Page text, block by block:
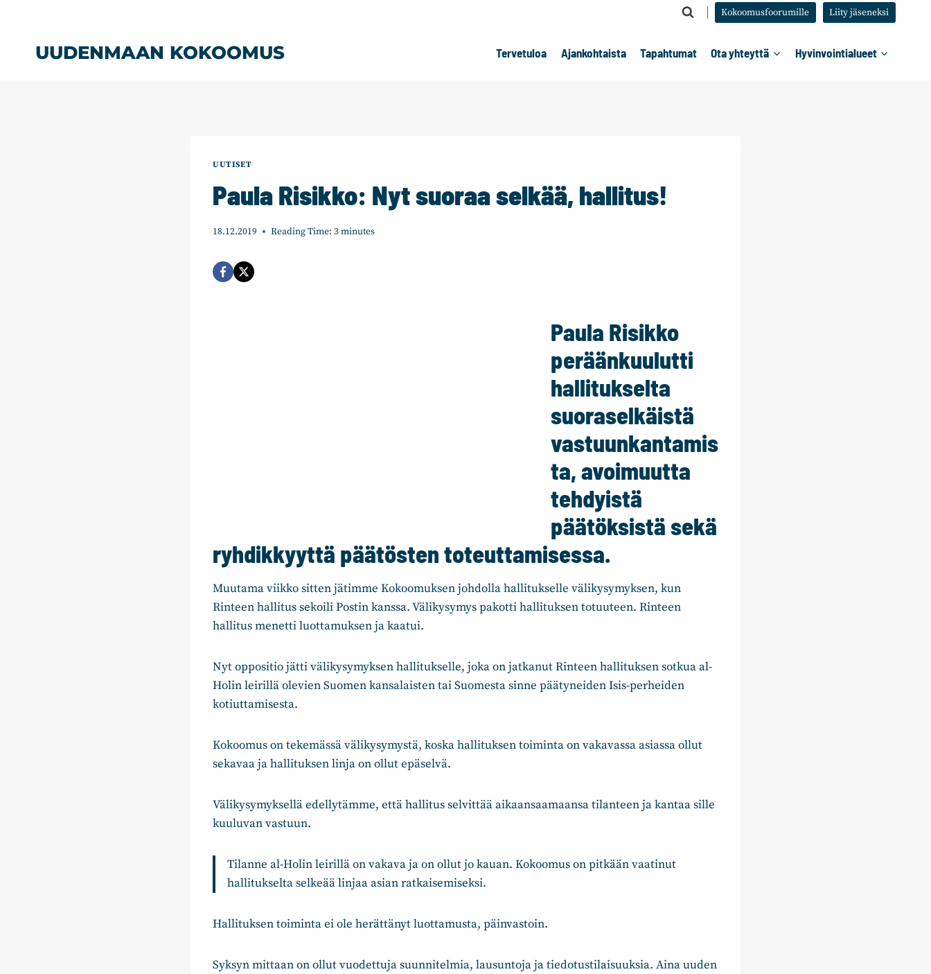
Kokoomusfoorumille Liity jäseneksi
UUDENMAAN KOKOOMUS Tervetuloa Ajankohtaista Tapahtumat Ota yhteyttä Hyvinvointialueet
UUTISET
Paula Risikko: Nyt suoraa selkää, hallitus!
18.12.2019 Reading Time: 3minutes
Paula Risikko
peräänkuulutti
hallitukselta
suoraselkäistä
vastuunkantamis
ta, avoimuutta
tehdyistä
päätöksistä sekä
ryhdikkyyttä päätösten toteuttamisessa.
Muutama viikko sitten jätimme Kokoomuksen johdolla hallitukselle välikysymyksen, kun
Rinteen hallitus sekoili Postin kanssa. Välikysymys pakotti hallituksen totuuteen. Rinteen
hallitus menetti luottamuksen ja kaatui.
Nyt oppositio jätti välikysymyksen hallitukselle, joka on jatkanut Rinteen hallituksen sotkua al-
Holin leirillä olevien Suomen kansalaisten tai Suomesta sinne päätyneiden Isis-perheiden
kotiuttamisesta.
Kokoomus on tekemässä välikysymystä, koska hallituksen toiminta on vakavassa asiassa ollut
sekavaa ja hallituksen linja on ollut epäselvä.
Välikysymyksellä edellytämme, että hallitus selvittää aikaansaamaansa tilanteen ja kantaa sille
kuuluvan vastuun.
Tilanne al-Holin leirillä on vakava ja on ollut jo kauan. Kokoomus on pitkään vaatinut
hallitukselta selkeää linjaa asian ratkaisemiseksi.
Hallituksen toiminta ei ole herättänyt luottamusta, päinvastoin.
Syksyn mittaan on ollut vuodettuja suunnitelmia, lausuntoja ja tiedotustilaisuuksia. Aina uuden